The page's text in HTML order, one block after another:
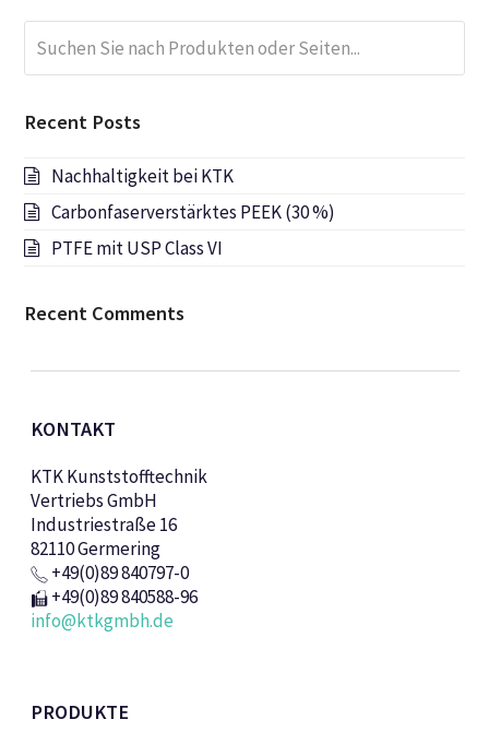
Sie
nach
oder
Recent Posts
Nachhaltigkeit bei KTK
Carbonfaserverstärktes PEEK (30 %)
PTFE mit USP Class VI
Recent Comments
KONTAKT
KTK Kunststofftechnik
Vertriebs GmbH
Industriestraße 16
82110 Germering
+49(0)89 840797-0
+49(0)89 840588-96
info@ktkgmbh.de
PRODUKTE